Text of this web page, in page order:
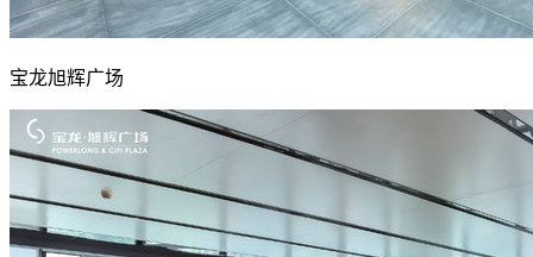
宝龙旭辉广场